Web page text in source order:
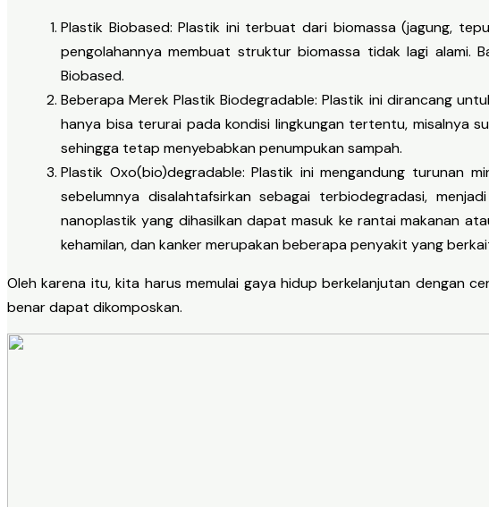
Plastik Biobased: Plastik ini terbuat dari biomassa (jagung,
pengolahannya membuat struktur biomassa tidak lagi alami.
Biobased.
Beberapa Merek Plastik Biodegradable: Plastik ini dirancang
hanya bisa terurai pada kondisi lingkungan tertentu, misalnya
sehingga tetap menyebabkan penumpukan sampah.
Plastik Oxo(bio)degradable: Plastik ini mengandung turunan
sebelumnya disalahtafsirkan sebagai terbiodegradasi,
nanoplastik yang dihasilkan dapat masuk ke rantai makanan
kehamilan, dan kanker merupakan beberapa penyakit yang
Oleh karena itu, kita harus memulai gaya hidup berkelanjutan dengan
benar dapat dikomposkan.